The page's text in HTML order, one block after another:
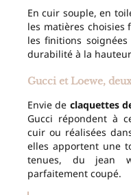
En cuir souple, en
les matières choisies
les finitions
durabilité à la
Gucci et Loewe,
Envie de claquettes
Gucci répondent à
cuir ou réalisées
elles apportent une
tenues, du jean
parfaitement coupé.